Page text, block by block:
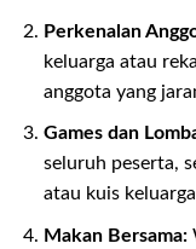
Perkenalan
keluarga atau
anggota yang
Games dan
seluruh peserta,
atau kuis
Makan Bersama: